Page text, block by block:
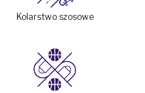
Kolarstwo szosowe